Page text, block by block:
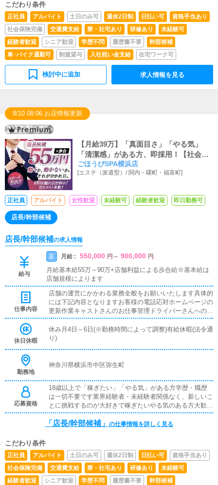
で経営もやってみたいというやる気のある方◆この業界当
店が初めて（未経験）という男性が非常に多いお店です。
◆真面目にお仕事に取り組める向上心のある方であればど
んな方でも年齢は特に問いません。
こだわり条件
正社員 アルバイト 土日のみ可 週休2日制 日払い可
資格手当あり
社会保険完備
交通費支給 寮・社宅あり 研修あり
未経験可
経験者歓迎
シニア歓迎 学歴不問 履歴書不要
幹部候補
車･バイク通勤可
制服貸与 入社祝い金支給 在宅ワーク可
検討中に追加 求人情報を見る
8/10 08:06 お店情報更新
【月給39万】「真面目さ」「やる気」
「清潔感」がある方、即採用！【社会保
険/交通費支給/寮完備】
ごほうびSPA横浜店
[エステ（派遣型）/ 関内・曙町・福富町]
正社員 アルバイト 女性歓迎 未経験可 経験者歓迎 即日勤務可
店長/幹部候補
店長/幹部候補の求人情報
給与
正 月給 : 550,000 円 ～ 900,000 円
月給基本給55万～90万+店舗利益による歩合給※基本給は
店舗規模によります
仕事内容
店舗の運営にかかわる業務全般をお願いいたします具体的
には下記内容となりますお客様の電話応対ホームページの
更新作業キャストさんのお仕事管理ドライバーさんへの業
務連絡スタッフ教育面接対応
休日休暇
休み月4日～6日(※勤務時間によって調整)有給休暇(法令通
り)
勤務地
神奈川県横浜市中区弥生町
応募資格
18歳以上で「稼ぎたい」「やる気」がある方学歴・職歴
は一切不要です業界経験者・未経験者関係なく、新しいこ
とに挑戦するのが大好きで稼ぎたいやる気のある方大歓迎
です先輩スタッフが丁寧にレクチャーしますので、やる気
さえあればすぐに昇格可能です※従業員雇用契約、業務委
「店長/幹部候補」 の仕事情報を詳しく見る
こだわり条件
正社員 アルバイト 土日のみ可 週休2日制 日払い可
資格手当あり
社会保険完備
交通費支給 寮・社宅あり 研修あり
未経験可
経験者歓迎
シニア歓迎 学歴不問 履歴書不要
幹部候補